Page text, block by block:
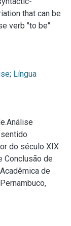
that can be
verb "to be"
; Língua
do século XIX
Conclusão de
de